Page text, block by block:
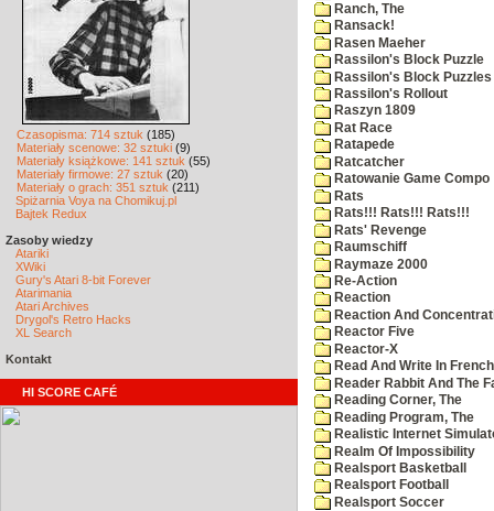
Czasopisma: 714 sztuk (185)
Materiały scenowe: 32 sztuki (9)
Materiały książkowe: 141 sztuk (55)
Materiały firmowe: 27 sztuk (20)
Materiały o grach: 351 sztuk (211)
Spiżarnia Voya na Chomikuj.pl
Bajtek Redux
Zasoby wiedzy
Atariki
XWiki
Gury's Atari 8-bit Forever
Atarimania
Atari Archives
Drygol's Retro Hacks
XL Search
Kontakt
HI SCORE CAFÉ
Ranch, The
Ransack!
Rasen Maeher
Rassilon's Block Puzzle
Rassilon's Block Puzzles
Rassilon's Rollout
Raszyn 1809
Rat Race
Ratapede
Ratcatcher
Ratowanie Game Compo
Rats
Rats!!! Rats!!! Rats!!!
Rats' Revenge
Raumschiff
Raymaze 2000
Re-Action
Reaction
Reaction And
Reactor Five
Reactor-X
Read And Write In
Reader Rabbit And The
Reading Corner, The
Reading Program, The
Realistic Internet
Realm Of Impossibility
Realsport Basketball
Realsport Football
Realsport Soccer